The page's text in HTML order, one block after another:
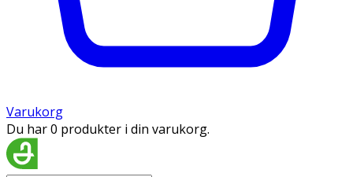
Varukorg
Du har 0 produkter i din varukorg.